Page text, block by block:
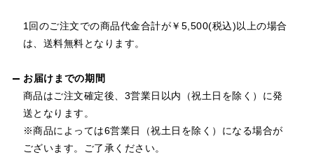
1回のご注文での商品代金合計が￥5,500(税込)以上の場合
は、送料無料となります。
お届けまでの期間
商品はご注文確定後、3営業日以内（祝土日を除く）に発
送となります。
※商品によっては6営業日（祝土日を除く）になる場合が
ございます。ご了承ください。